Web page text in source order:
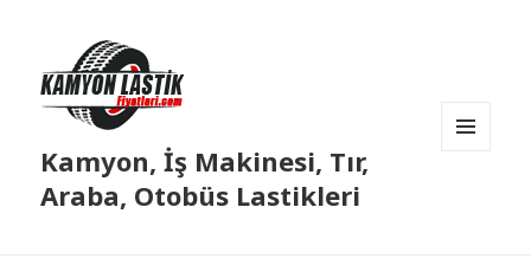
Kamyon, İş Makinesi, Tır,
Araba, Otobüs Lastikleri